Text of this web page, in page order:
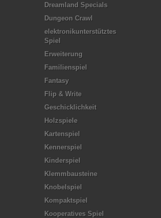
Dreamland Specials
Dungeon Crawl
elektronikunterstütztes
Spiel
Erweiterung
Familienspiel
Fantasy
Flip & Write
Geschicklichkeit
Holzspiele
Kartenspiel
Kennerspiel
Kinderspiel
Klemmbausteine
Knobelspiel
Kompaktspiel
Kooperatives Spiel